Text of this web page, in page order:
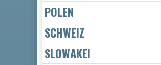
POLEN
SCHWEIZ
SLOWAKEI